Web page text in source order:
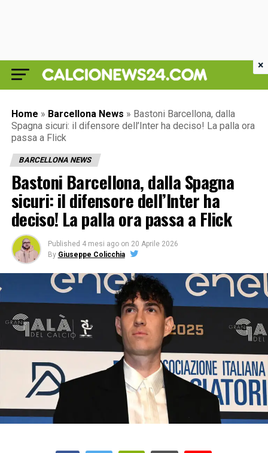
Home » Barcellona News » Bastoni Barcellona, dalla
Spagna sicuri: il difensore dell’Inter ha deciso! La palla ora
passa a Flick
BARCELLONA NEWS
Bastoni Barcellona, dalla Spagna
sicuri: il difensore dell’Inter ha
deciso! La palla ora passa a Flick
Published 4 mesi ago on 20 Aprile 2026
By Giuseppe Colicchia
×